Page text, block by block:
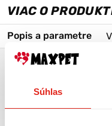
Súhlas
VIAC O
Popis a parametre
EZYDOG OBOJOK
EzyDog DOUBLE UP
Bezpečný obojok s